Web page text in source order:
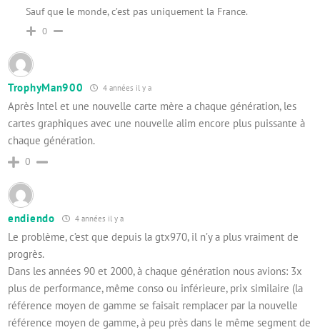
Sauf que le monde, c’est pas uniquement la France.
0
TrophyMan900 4 années il y a
Après Intel et une nouvelle carte mère a chaque génération, les
cartes graphiques avec une nouvelle alim encore plus puissante à
chaque génération.
0
endiendo 4 années il y a
Le problème, c’est que depuis la gtx970, il n’y a plus vraiment de
progrès.
Dans les années 90 et 2000, à chaque génération nous avions: 3x
plus de performance, même conso ou inférieure, prix similaire (la
référence moyen de gamme se faisait remplacer par la nouvelle
référence moyen de gamme, à peu près dans le même segment de